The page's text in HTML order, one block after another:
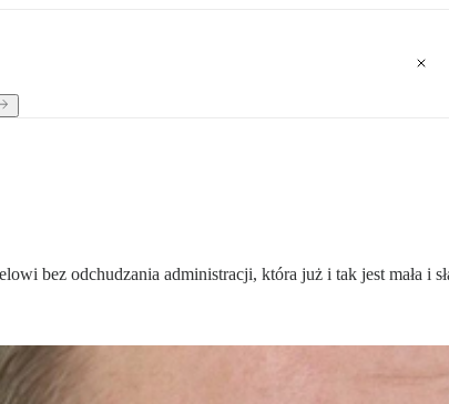
bez odchudzania administracji, która już i tak jest mała i